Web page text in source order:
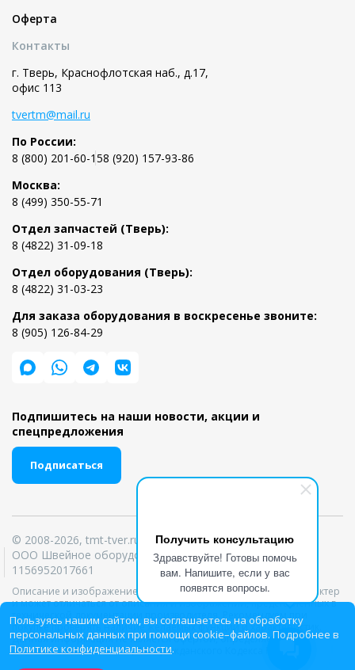
Получить консультацию
Здравствуйте! Готовы помочь
вам. Напишите, если у вас
появятся вопросы.
Оферта
Контакты
г. Тверь, Краснофлотская наб., д.17,
офис 113
tvertm@mail.ru
По России:
8 (800) 201-60-158 (920) 157-93-86
Москва:
8 (499) 350-55-71
Отдел запчастей (Тверь):
8 (4822) 31-09-18
Отдел оборудования (Тверь):
8 (4822) 31-03-23
Для заказа оборудования в воскресенье звоните:
8 (905) 126-84-29
Подпишитесь на наши новости, акции и
спецпредложения
Подписаться
© 2008-2026, tmt-tver.ru
ООО Швейное оборудование ИНН 6950039303 ОГРН
1156952017661
Описание и изображение товара носит информационный характер
и может отличаться от описания и изображений, представленных в
технической документации производителя. Рекомендуем при
покупке проверять наличие желаемых функций и характеристик.
Данная информация не является офертой, определяемой
положениями статей 435, 437 Гражданского Кодекса РФ.
Пользуясь нашим сайтом, вы соглашаетесь на обработку
персональных данных при помощи cookie–файлов. Подробнее в
Политике конфиденциальности.